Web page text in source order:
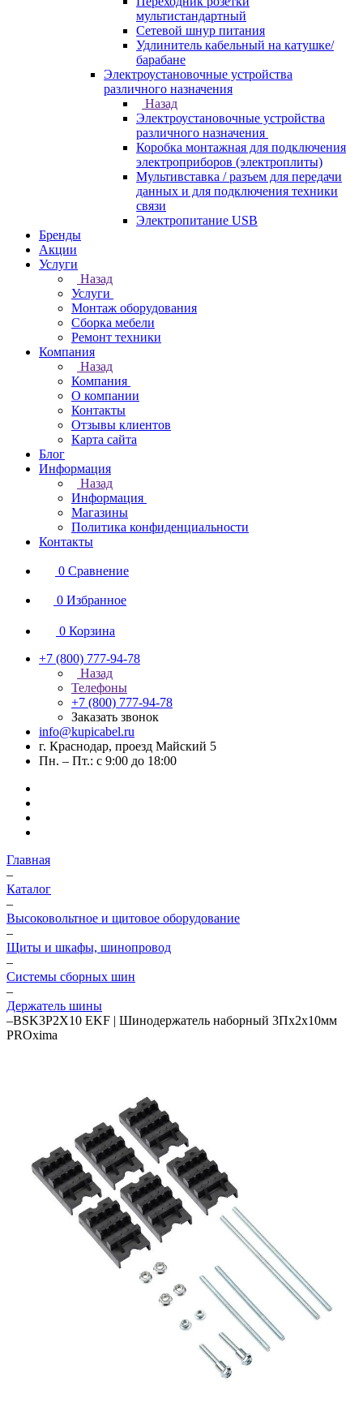
мультистандартный
Сетевой шнур питания
Удлинитель кабельный на катушке/
барабане
Электроустановочные устройства
различного назначения
Назад
Электроустановочные устройства
различного назначения
Коробка монтажная для подключения
электроприборов (электроплиты)
Мультивставка / разъем для передачи
данных и для подключения техники
связи
Электропитание USB
Бренды
Акции
Услуги
Назад
Услуги
Монтаж оборудования
Сборка мебели
Ремонт техники
Компания
Назад
Компания
О компании
Контакты
Отзывы клиентов
Карта сайта
Блог
Информация
Назад
Информация
Магазины
Политика конфиденциальности
Контакты
0 Сравнение
0 Избранное
0 Корзина
+7 (800) 777-94-78
Назад
Телефоны
+7 (800) 777-94-78
Заказать звонок
info@kupicabel.ru
г. Краснодар, проезд Майский 5
Пн. – Пт.: с 9:00 до 18:00
Главная
–
Каталог
–
Высоковольтное и щитовое оборудование
–
Щиты и шкафы, шинопровод
–
Системы сборных шин
–
Держатель шины
–BSK3P2X10 EKF | Шинодержатель наборный 3Пх2х10мм
PROxima